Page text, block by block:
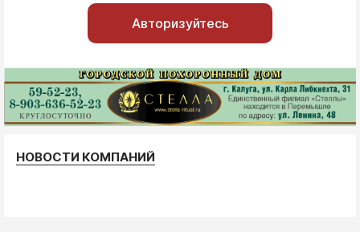
Авторизуйтесь
НОВОСТИ КОМПАНИЙ